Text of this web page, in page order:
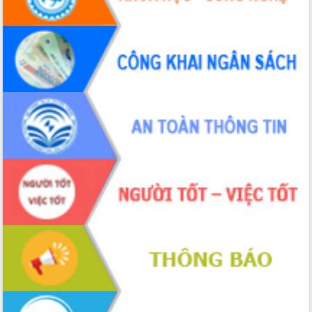
nhanh tiến độ các dự án trọng điểm
trong Khu kinh tế Nam Phú Yên
Hòn Yến phát triển du lịch gắn với bảo
tồn biển
Lấy ý kiến điều chỉnh Quy hoạch tỉnh
Đắk Lắk thời kỳ 2021-2030, tầm nhìn
đến năm 2050
Phát động chiến dịch 30 ngày đêm
giải phóng mặt bằng Tuyến đường bộ
ven biển
Đắk Lắk nỗ lực thúc đẩy tăng trưởng
kinh tế từ 10% trở lên trong Quý
II/2026
Đắk Lắk ký kết thỏa thuận hợp tác về
chuyển đổi số giai đoạn 2026 – 2030
với Tập đoàn Bưu chính Viễn thông
Việt Nam
Thứ trưởng Bộ Y tế làm việc với tỉnh
Đắk Lắk về phát triển nhân lực y tế
cho trạm y tế cấp xã